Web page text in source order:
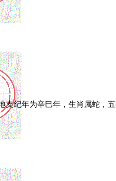
年为辛巳年，生肖属蛇，五